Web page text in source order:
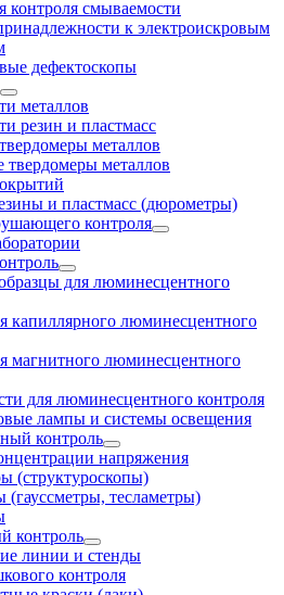
контроля смываемости
к электроискровым
дефектоскопы
металлов
резин и пластмасс
металлов
металлов
и пластмасс (дюрометры)
контроля
для люминесцентного
капиллярного люминесцентного
магнитного люминесцентного
для люминесцентного контроля
лампы и системы освещения
контроль
напряжения
(структуроскопы)
тесламетры)
контроль
линии и стенды
контроля